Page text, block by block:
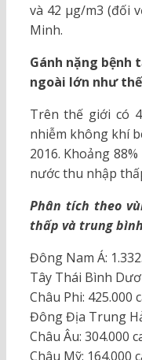
và 42 μg/m3 (đối
Minh.
Gánh nặng
ngoài lớn như
Trên thế giới có
nhiễm không khí
2016. Khoảng
nước thu nhập
Phân tích theo
thấp và trung
Đông Nam Á:
Tây Thái Bình
Châu Phi: 425.000
Đông Địa Trung
Châu Âu: 304.000
Châu Mỹ: 164.000